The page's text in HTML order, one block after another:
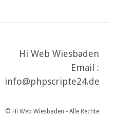
Hi Web Wiesbaden
Email :
info@phpscripte24.de
© Hi Web Wiesbaden - Alle Rechte